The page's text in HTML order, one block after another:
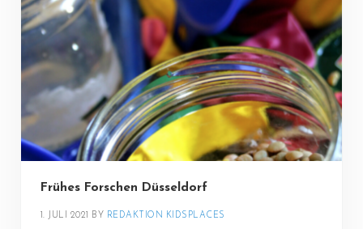
Frühes Forschen Düsseldorf
1. JULI 2021 BY REDAKTION KIDSPLACES